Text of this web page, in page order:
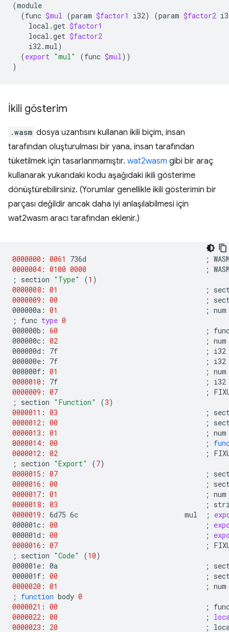
(
(func $mul (param $factor1 i32) (param $factor2
local.get $factor1
local.get $factor2
i32.mul)
(export "mul" (func $mul))
)
İkili gösterim
.wasm dosya uzantısını kullanan ikili biçim, insan
tarafından oluşturulması bir yana, insan tarafından
tüketilmek için tasarlanmamıştır. wat2wasm gibi bir araç
kullanarak yukarıdaki kodu aşağıdaki ikili gösterime
dönüştürebilirsiniz. (Yorumlar genellikle ikili gösterimin bir
parçası değildir ancak daha iyi anlaşılabilmesi için
wat2wasm aracı tarafından eklenir.)
0000000 : 0061 736d
;
0000004 : 0100 0000
;
;
section "Type" (1 )
0000008 : 01 ;
0000009 : 00 ;
000000a: 01 ; num
;
func type 0
000000b: 60 ;
000000c: 02 ; num
000000d:
7f ;
i32
000000e:
7f ;
i32
000000f: 01 ; num
0000010 : 7f ;
0000009 : 07 ;
;
section "Function" (3)
0000011 : 03 ;
0000012 : 00 ;
0000013 : 01 ; num
0000014 : 00 ;
0000012 : 02 ;
;
section "Export" (7)
0000015 : 07 ;
0000016 : 00 ;
0000017 : 01 ; num
0000018 : 03 ;
0000019 : 6d75 6c mul ;
000001c: 00 ;
000001d: 00 ;
0000016 : 07 ;
;
section "Code" (10)
000001e: 0a ;
000001f: 00 ;
0000020 : 01 ; num
;
function body 0
0000021 : 00 ;
0000022 : 00 ;
0000023 : 20 ;